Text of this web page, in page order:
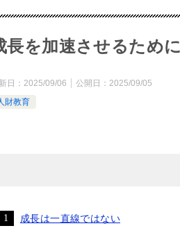
長を加速させるため
日： 2025/09/06 公開日： 2025/09/05
財教育
成長は一直線ではない